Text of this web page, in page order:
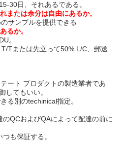
30日、それあるである。
または余分は自由にあるか。
サンプルを提供できる
るか。
。
T/Tまたは先立って50% L/C、郵送
ート プロダクトの製造業者であ
してもいい。
る別のtechinical指定。
QCおよびQAによって配達の前に
も保証する。